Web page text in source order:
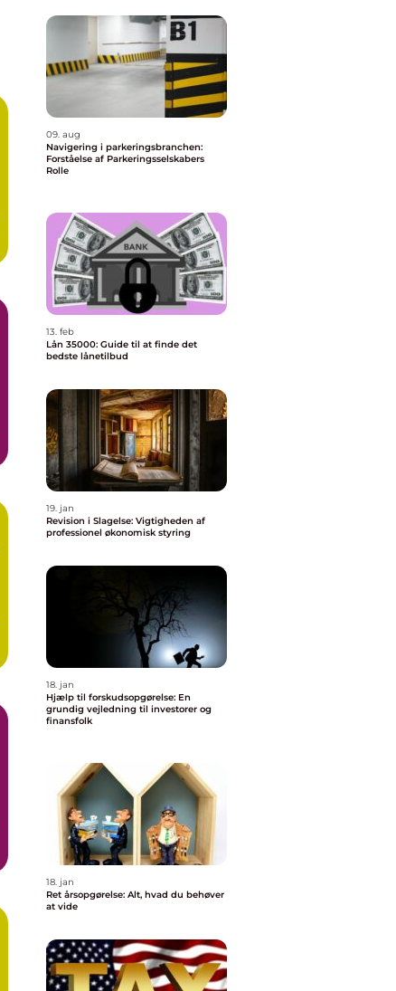
09. aug
Navigering i parkeringsbranchen:
Forståelse af Parkeringsselskabers
Rolle
13. feb
Lån 35000: Guide til at finde det
bedste lånetilbud
19. jan
Revision i Slagelse: Vigtigheden af
professionel økonomisk styring
18. jan
Hjælp til forskudsopgørelse: En
grundig vejledning til investorer og
finansfolk
18. jan
Ret årsopgørelse: Alt, hvad du behøver
at vide